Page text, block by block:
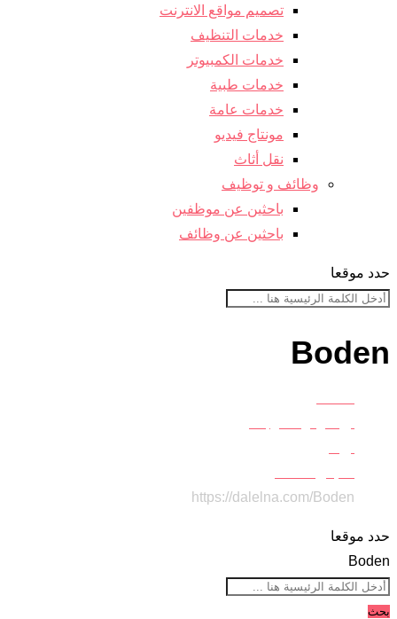
تصميم مواقع الانترنت
خدمات التنظيف
خدمات الكمبيوتر
خدمات طبية
خدمات عامة
مونتاج فيديو
نقل أثاث
وظائف و توظيف
باحثين عن موظفين
باحثين عن وظائف
حدد موقعا
Boden
https://dalelna.com/Boden
حدد موقعا
Boden
بحث